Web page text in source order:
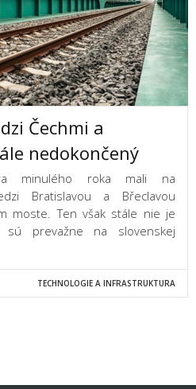
Čechmi a
nedokončený
minulého roka mali na
Bratislavou a Břeclavou
moste. Ten však stále nie je
sú prevažne na slovenskej
TECHNOLOGIE A INFRASTRUKTURA